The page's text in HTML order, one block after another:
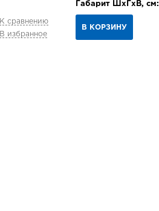
К сравнению
В избранное
Габарит ШхГхВ, см:
В КОРЗИНУ